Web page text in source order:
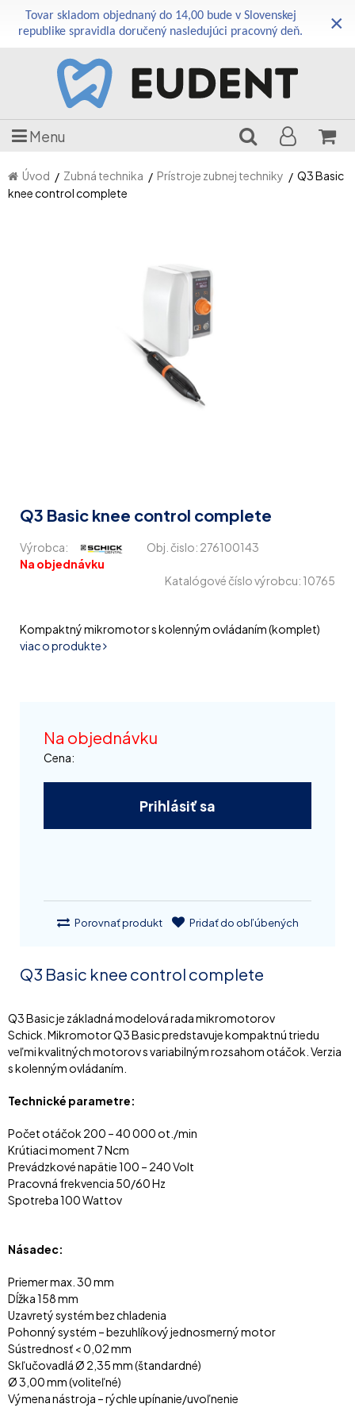
Tovar skladom objednaný do 14,00 bude v Slovenskej
republike spravidla doručený nasledujúci pracovný deň.
×
Menu
Úvod Zubná technika Prístroje zubnej techniky
Q3 Basic
knee control complete
Q3 Basic knee control complete
Výrobca: Obj. čislo: 276100143
Na objednávku
Katalógové číslo výrobcu: 10765
Kompaktný mikromotor s kolenným ovládaním (komplet)
viac o produkte
Na objednávku
Cena:
Prihlásiť sa
Porovnať produkt Pridať do obľúbených
Q3 Basic knee control complete
Q3 Basic je základná modelová rada mikromotorov
Schick. Mikromotor Q3 Basic predstavuje kompaktnú triedu
veľmi kvalitných motorov s variabilným rozsahom otáčok. Verzia
s kolenným ovládaním.
Technické parametre:
Počet otáčok 200 – 40 000 ot./min
Krútiaci moment 7 Ncm
Prevádzkové napätie 100 – 240 Volt
Pracovná frekvencia 50/60 Hz
Spotreba 100 Wattov
Násadec:
Priemer max. 30 mm
Dĺžka 158 mm
Uzavretý systém bez chladenia
Pohonný systém – bezuhlíkový jednosmerný motor
Sústrednosť < 0,02 mm
Skľučovadlá Ø 2,35 mm (štandardné)
Ø 3,00 mm (voliteľné)
Výmena nástroja – rýchle upínanie/uvoľnenie